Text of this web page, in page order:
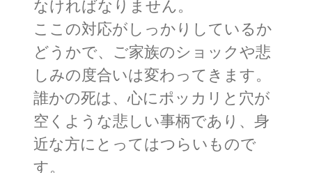
なければなりません。
ここの対応がしっかりしているか
どうかで、ご家族のショックや悲
しみの度合いは変わってきます。
誰かの死は、心にポッカリと穴が
空くような悲しい事柄であり、身
近な方にとってはつらいもので